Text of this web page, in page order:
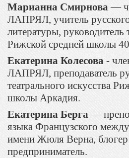
Марианна Смирнова —
ЛАПРЯЛ, учитель
литературы, руководитель
Рижской средней школы
Екатерина Колесова -
ЛАПРЯЛ, преподаватель
театрального искусства
школы Аркадия.
Екатерина Берга —
языка Французского
имени Жюля Верна,
предприниматель.